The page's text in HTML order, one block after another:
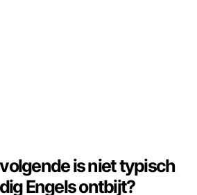
is niet typisch
Engels ontbijt?